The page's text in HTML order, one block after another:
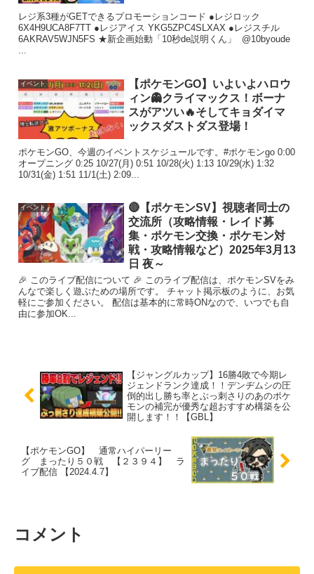
レジ系3種がGETできるプロモーションコード ●レジロック
6X4H9UCA8F7TT ●レジアイス YKG5ZPC4SLXAX ●レジスチル
6AKRAV5WJN5FS ★新企画始動「10秒de説明くん」 @10byoude
...
イベント
【ポケモンGO】いよいよハロウ
ィン👻クライマックス！ボーナ
スがアツい🔥そしてキョダイマ
ックスダストダス登場！
ポケモンGO、今週のイベントスケジュールです。#ポケモンgo 0:00
オープニング 0:25 10/27(月) 0:51 10/28(火) 1:13 10/29(水) 1:32
10/31(金) 1:51 11/1(土) 2:09...
イベント
🔴【ポケモンSV】視聴者同士の
交流所（攻略情報・レイド募
集・ポケモン交換・ポケモン対
戦・攻略情報など）2025年3月13
日 夜～
🎉 このライブ配信について 🎉 このライブ配信は、ポケモンSVをみ
んなで楽しく遊ぶための場所です。 チャット掲示板のように、お気
軽にご参加ください。 配信は基本的に常時ONなので、いつでも自
由に参加OK...
【ジャングルカップ】16勝4敗で今期レ
ジェンドランク達成！！デンヂムシの圧
倒的出し勝ち率とぶっ刺さりのあのポケ
モンの補完が優秀な超おすすめ構築を公
開します！！【GBL】
【ポケモンGO】 通常ハイパーリー
グ まったり５０戦 【２３９４】 ラ
イブ配信 【2024.4.7】
コメント